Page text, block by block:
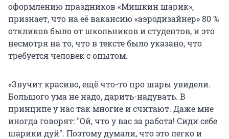
оформлению праздников «Мишкин шарик»,
признает, что на её вакансию «аэродизайнер» 80 %
откликов было от школьников и студентов, и это
несмотря на то, что в тексте было указано, что
требуется человек с опытом.
«Звучит красиво, ещё что-то про шары увидели.
Большого ума не надо, дарить-надувать. В
принципе у нас так многие и считают. Даже мне
иногда говорят: "Ой, что у вас за работа! Сиди себе
шарики дуй". Поэтому думали, что это легко и